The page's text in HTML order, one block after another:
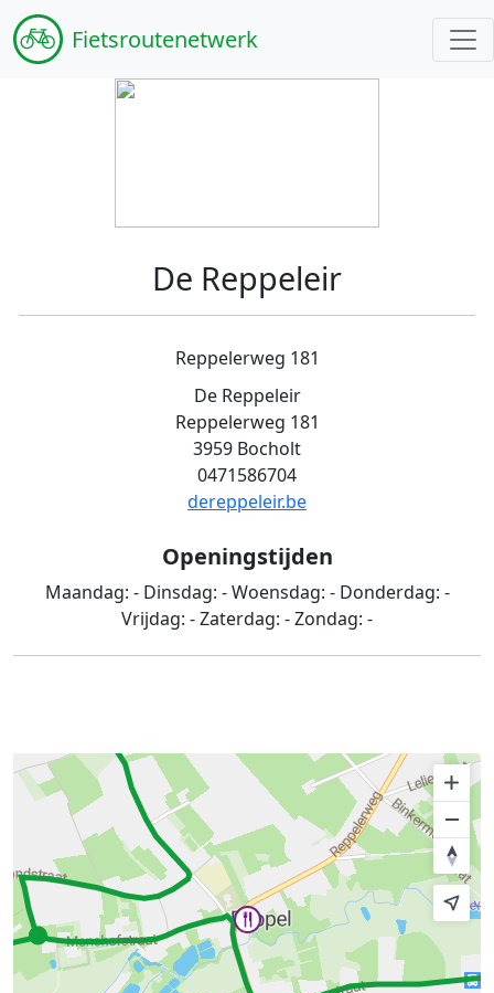
Fietsroutenetwerk
De Reppeleir
Reppelerweg 181
De Reppeleir
Reppelerweg 181
3959 Bocholt
0471586704
dereppeleir.be
Openingstijden
Maandag: - Dinsdag: -Woensdag: - Donderdag: -
Vrijdag: -Zaterdag: -Zondag: -